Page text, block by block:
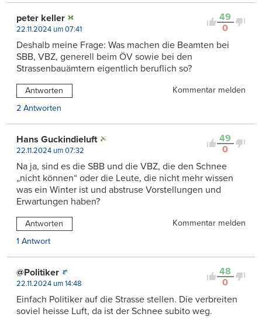
49
0
peter keller
22.11.2024 um 07:41
Deshalb meine Frage: Was machen die Beamten bei
SBB, VBZ, generell beim ÖV sowie bei den
Strassenbauämtern eigentlich beruflich so?
Antworten
Kommentar melden
2 Antworten
49
0
Hans Guckindieluft
22.11.2024 um 07:32
Na ja, sind es die SBB und die VBZ, die den Schnee
„nicht können“ oder die Leute, die nicht mehr wissen
was ein Winter ist und abstruse Vorstellungen und
Erwartungen haben?
Antworten
Kommentar melden
1 Antwort
48
0
@Politiker
22.11.2024 um 14:48
Einfach Politiker auf die Strasse stellen. Die verbreiten
soviel heisse Luft, da ist der Schnee subito weg.